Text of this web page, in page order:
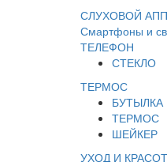
СЛУХОВОЙ
Смартфоны и
ТЕЛЕФОН
СТЕКЛО
ТЕРМОС
БУТЫЛКА
ТЕРМОС
ШЕЙКЕР
УХОД И